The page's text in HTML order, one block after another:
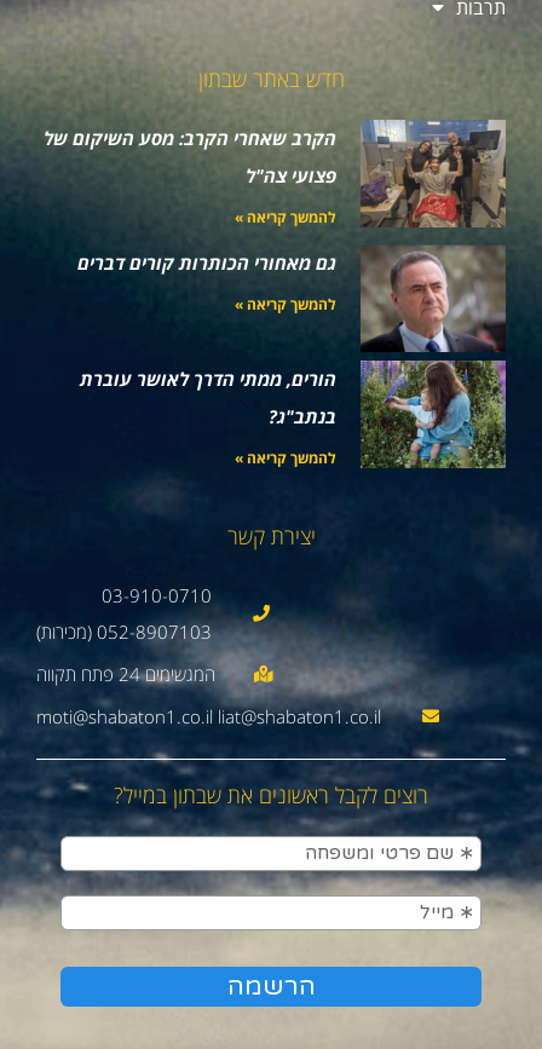
תרבות
חדש באתר שבתון
הקרב שאחרי הקרב: מסע השיקום של
פצועי צה"ל
להמשך קריאה »
גם מאחורי הכותרות קורים דברים
להמשך קריאה »
הורים, ממתי הדרך לאושר עוברת
בנתב"ג?
להמשך קריאה »
יצירת קשר
03-910-0710
052-8907103 (מכירות)
moti@shabaton1.co.il liat@shabaton1.co.il
רוצים לקבל ראשונים את שבתון במייל?